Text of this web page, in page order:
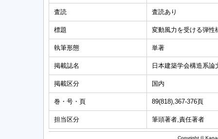
査読 査読あり
標題 変動風力を受ける弾性
執筆形態 単著
掲載誌名 日本建築学会構造系論
掲載区分 国内
巻・号・頁 89(818),367-376頁
担当区分 筆頭著者,責任著者
Copyright ©